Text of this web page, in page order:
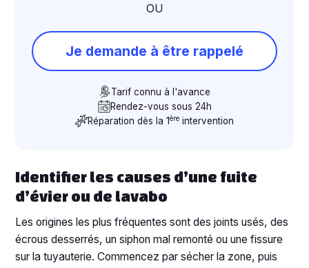
OU
Je demande à être rappelé
Tarif connu à l'avance
Rendez-vous sous 24h
Réparation dès la 1ère intervention
Identifier les causes d’une fuite
d’évier ou de lavabo
Les origines les plus fréquentes sont des joints usés, des
écrous desserrés, un siphon mal remonté ou une fissure
sur la tuyauterie. Commencez par sécher la zone, puis